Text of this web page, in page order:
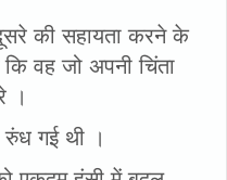
की सहायता करने के
वह जो अपनी चिंता
।
गई थी ।